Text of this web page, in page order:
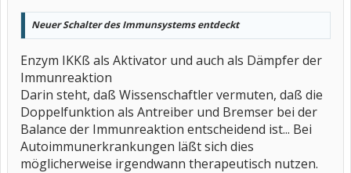
Neuer Schalter des Immunsystems entdeckt
Enzym IKKß als Aktivator und auch als Dämpfer der
Immunreaktion
Darin steht, daß Wissenschaftler vermuten, daß die
Doppelfunktion als Antreiber und Bremser bei der
Balance der Immunreaktion entscheidend ist... Bei
Autoimmunerkrankungen läßt sich dies
möglicherweise irgendwann therapeutisch nutzen.